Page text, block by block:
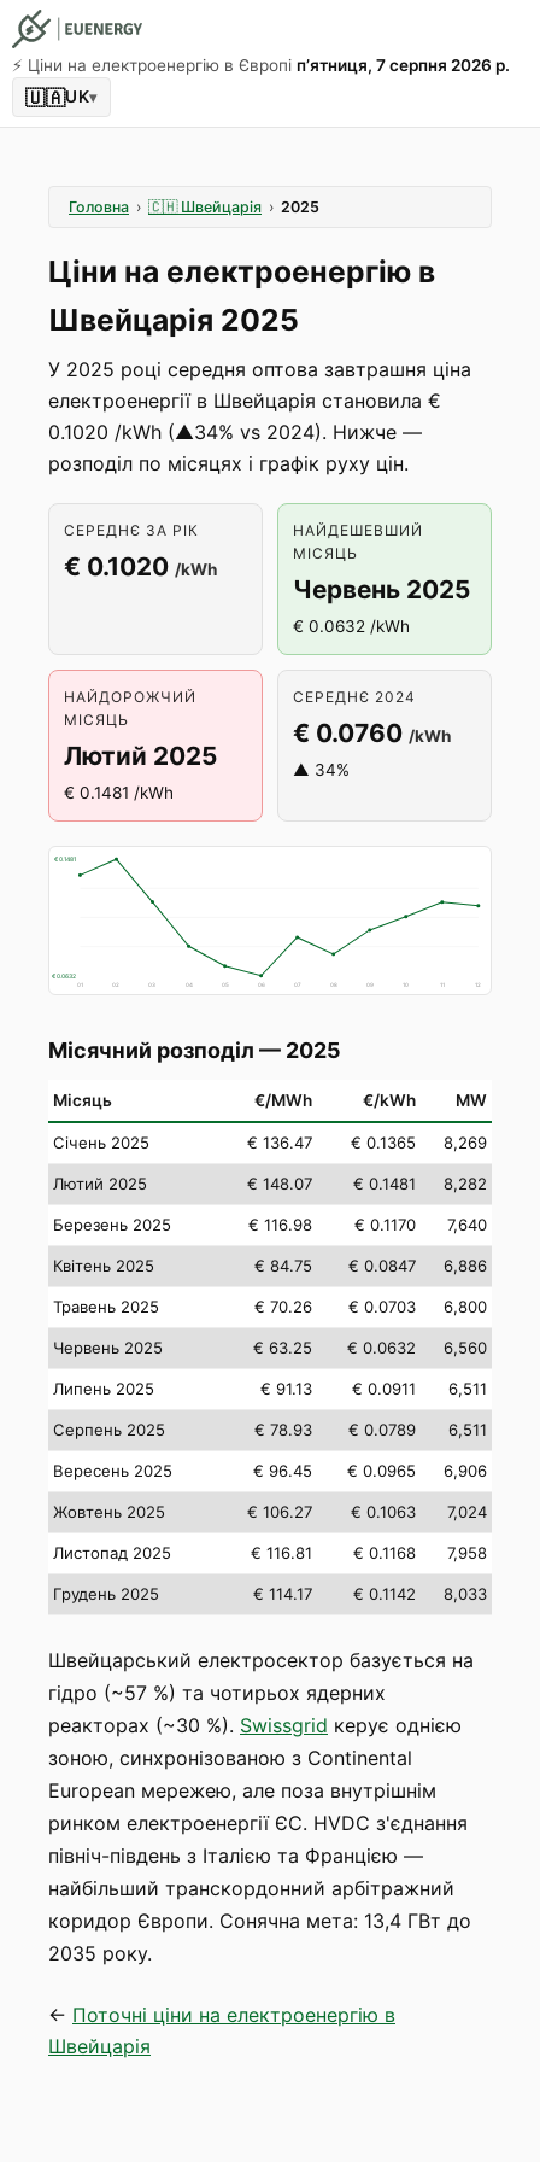
⚡️ Ціни на електроенергію в Європі пʼятниця, 7 серпня 2026 р.
🇺🇦UK▾
Головна › 🇨🇭 Швейцарія › 2025
Ціни на електроенергію в
Швейцарія 2025
У 2025 році середня оптова завтрашня ціна
електроенергії в Швейцарія становила €
0.1020 /kWh (▲34% vs 2024). Нижче —
розподіл по місяцях і графік руху цін.
СЕРЕДНЄ ЗА РІК
€ 0.1020 /kWh
НАЙДЕШЕВШИЙ
МІСЯЦЬ
Червень 2025
€ 0.0632 /kWh
НАЙДОРОЖЧИЙ
МІСЯЦЬ
Лютий 2025
€ 0.1481 /kWh
СЕРЕДНЄ 2024
€ 0.0760 /kWh
▲ 34%
€ 0.1481
€ 0.0632
01 02 03 04 05 06 07 08 09 10 11 12
Місячний розподіл — 2025
Місяць €/MWh €/kWh MW
Січень 2025 € 136.47 € 0.1365 8,269
Лютий 2025 € 148.07 € 0.1481 8,282
Березень 2025 € 116.98 € 0.1170 7,640
Квітень 2025 € 84.75 € 0.0847 6,886
Травень 2025 € 70.26 € 0.0703 6,800
Червень 2025 € 63.25 € 0.0632 6,560
Липень 2025 € 91.13 € 0.0911 6,511
Серпень 2025 € 78.93 € 0.0789 6,511
Вересень 2025 € 96.45 € 0.0965 6,906
Жовтень 2025 € 106.27 € 0.1063 7,024
Листопад 2025 € 116.81 € 0.1168 7,958
Грудень 2025 € 114.17 € 0.1142 8,033
Швейцарський електросектор базується на
гідро (~57 %) та чотирьох ядерних
реакторах (~30 %). Swissgrid керує однією
зоною, синхронізованою з Continental
European мережею, але поза внутрішнім
ринком електроенергії ЄС. HVDC з'єднання
північ-південь з Італією та Францією —
найбільший транскордонний арбітражний
коридор Європи. Сонячна мета: 13,4 ГВт до
2035 року.
← Поточні ціни на електроенергію в
Швейцарія